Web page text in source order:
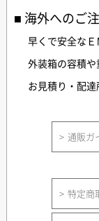
海外へのご
早くで安全なＥ
外装箱の容積や
お見積り・配達
通販ガ
特定商